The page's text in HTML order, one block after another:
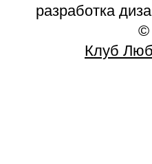
разработка
©
Клуб